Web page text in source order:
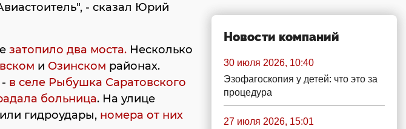
- сказал Юрий
затопило два моста. Несколько
и Озинском районах.
в селе Рыбушка Саратовского
больница. На улице
гидроудары, номера от них
Новости компаний
30 июля 2026, 10:40
Эзофагоскопия у детей: что это за
процедура
27 июля 2026, 15:01